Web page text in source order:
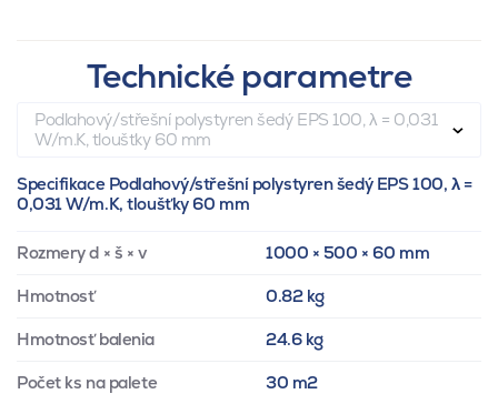
Technické parametre
Podlahový/střešní polystyren šedý EPS 100, λ = 0,031
W/m.K, tloušťky 60 mm
Specifikace Podlahový/střešní polystyren šedý EPS 100, λ =
0,031 W/m.K, tloušťky 60 mm
Rozmery d × š × v 1000 × 500 × 60 mm
Hmotnosť 0.82 kg
Hmotnosť balenia 24.6 kg
Počet ks na palete 30 m2